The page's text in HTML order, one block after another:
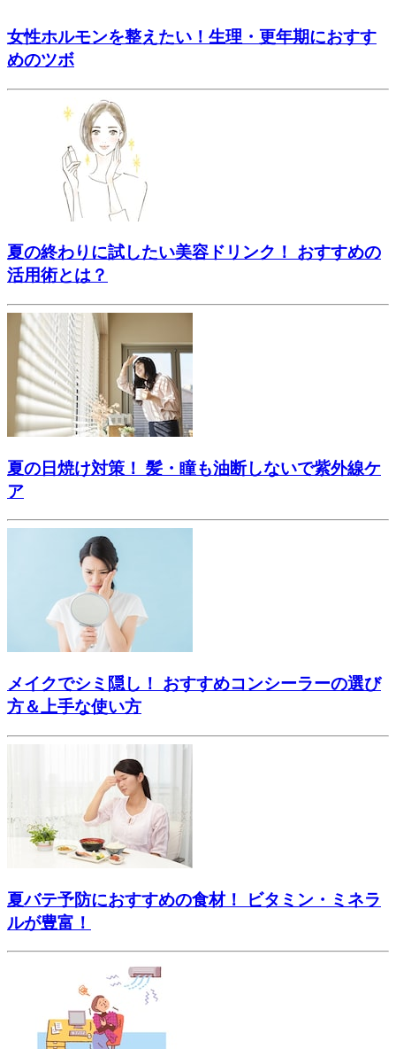
女性ホルモンを整えたい！生理・更年期におすす
めのツボ
夏の終わりに試したい美容ドリンク！ おすすめの
活用術とは？
夏の日焼け対策！ 髪・瞳も油断しないで紫外線ケ
ア
メイクでシミ隠し！ おすすめコンシーラーの選び
方＆上手な使い方
夏バテ予防におすすめの食材！ ビタミン・ミネラ
ルが豊富！